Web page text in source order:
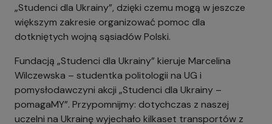
„Studenci dla Ukrainy”, dzięki czemu mogą w jeszcze
większym zakresie organizować pomoc dla
dotkniętych wojną sąsiadów Polski.
Fundacją „Studenci dla Ukrainy” kieruje Marcelina
Wilczewska – studentka politologii na UG i
pomysłodawczyni akcji „Studenci dla Ukrainy –
pomagaMY”. Przypomnijmy: dotychczas z naszej
uczelni na Ukrainę wyjechało kilkaset transportów z